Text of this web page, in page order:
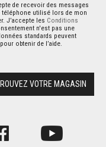
de recevoir des messages
utilisé lors de mon
J’accepte les Conditions
n'est pas une
standards peuvent
obtenir de l’aide.
VOTRE MAGASIN